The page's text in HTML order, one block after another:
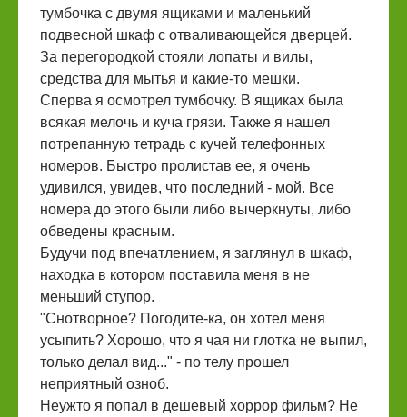
тумбочка с двумя ящиками и маленький
подвесной шкаф с отваливающейся дверцей.
За перегородкой стояли лопаты и вилы,
средства для мытья и какие-то мешки.
Сперва я осмотрел тумбочку. В ящиках была
всякая мелочь и куча грязи. Также я нашел
потрепанную тетрадь с кучей телефонных
номеров. Быстро пролистав ее, я очень
удивился, увидев, что последний - мой. Все
номера до этого были либо вычеркнуты, либо
обведены красным.
Будучи под впечатлением, я заглянул в шкаф,
находка в котором поставила меня в не
меньший ступор.
"Снотворное? Погодите-ка, он хотел меня
усыпить? Хорошо, что я чая ни глотка не выпил,
только делал вид..." - по телу прошел
неприятный озноб.
Неужто я попал в дешевый хоррор фильм? Не